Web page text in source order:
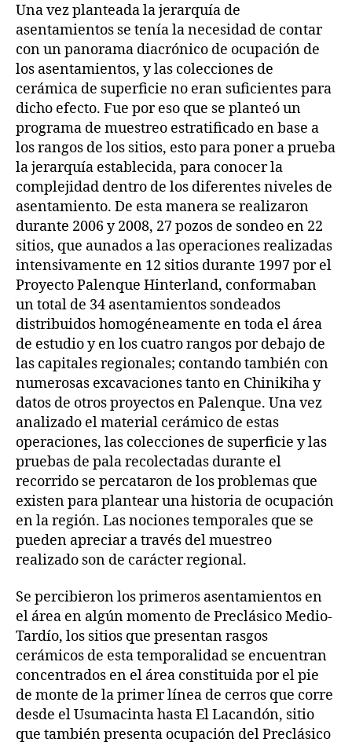
Una vez planteada la jerarquía de
asentamientos se tenía la necesidad de contar
con un panorama diacrónico de ocupación de
los asentamientos, y las colecciones de
cerámica de superficie no eran suficientes para
dicho efecto. Fue por eso que se planteó un
programa de muestreo estratificado en base a
los rangos de los sitios, esto para poner a prueba
la jerarquía establecida, para conocer la
complejidad dentro de los diferentes niveles de
asentamiento. De esta manera se realizaron
durante 2006 y 2008, 27 pozos de sondeo en 22
sitios, que aunados a las operaciones realizadas
intensivamente en 12 sitios durante 1997 por el
Proyecto Palenque Hinterland, conformaban
un total de 34 asentamientos sondeados
distribuidos homogéneamente en toda el área
de estudio y en los cuatro rangos por debajo de
las capitales regionales; contando también con
numerosas excavaciones tanto en Chinikiha y
datos de otros proyectos en Palenque. Una vez
analizado el material cerámico de estas
operaciones, las colecciones de superficie y las
pruebas de pala recolectadas durante el
recorrido se percataron de los problemas que
existen para plantear una historia de ocupación
en la región. Las nociones temporales que se
pueden apreciar a través del muestreo
realizado son de carácter regional.
Se percibieron los primeros asentamientos en
el área en algún momento de Preclásico Medio-
Tardío, los sitios que presentan rasgos
cerámicos de esta temporalidad se encuentran
concentrados en el área constituida por el pie
de monte de la primer línea de cerros que corre
desde el Usumacinta hasta El Lacandón, sitio
que también presenta ocupación del Preclásico